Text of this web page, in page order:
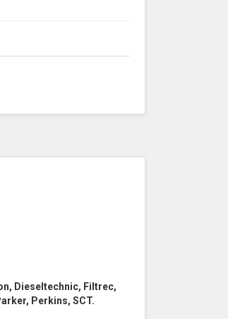
Dieseltechnic, Filtrec,
Perkins, SCT.